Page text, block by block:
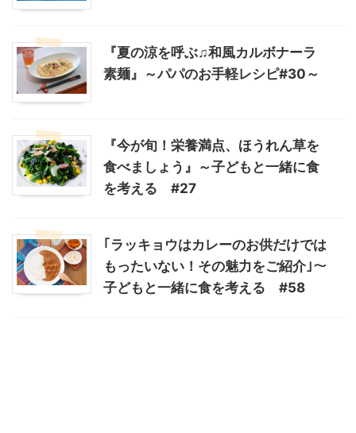
『夏の涼を呼ぶ♫和風カルボナーラ
素麺』～パパのお手軽レシピ#30～
『今が旬！栄養満点、ほうれん草を
食べましょう』～子どもと一緒に食
を考える #27
｢ラッキョウはカレーのお供だけでは
もったいない！その魅力をご紹介｣～
子どもと一緒に食を考える #58